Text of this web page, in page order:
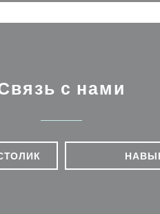
с нами